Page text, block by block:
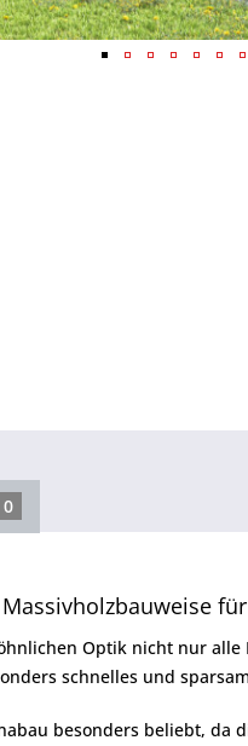
0
Optik nicht nur
schnelles und
besonders beliebt,